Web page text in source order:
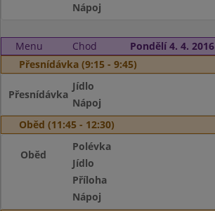
Nápoj
Menu Chod
Pondělí 4. 4. 2016
Přesnídávka (9:15 - 9:45)
Přesnídávka
Jídlo
Nápoj
Oběd (11:45 - 12:30)
Oběd
Polévka
Jídlo
Příloha
Nápoj